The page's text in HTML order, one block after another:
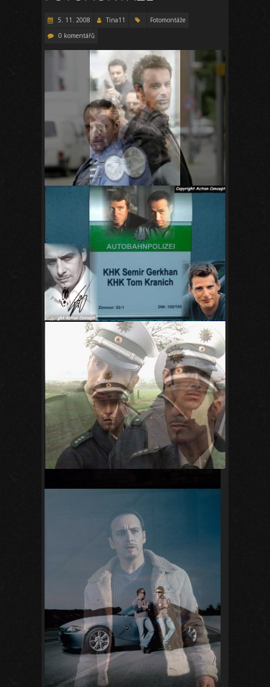
5. 11. 2008 Tina11
Fotomontáže
0 komentářů